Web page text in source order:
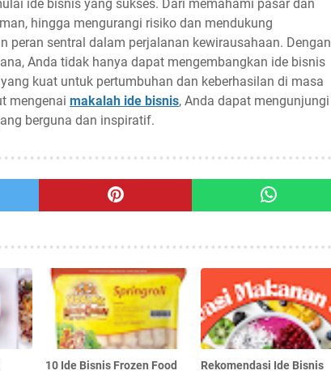
ide bisnis yang sukses. Dari memahami pasar dan
hingga mengurangi risiko dan mendukung
peran sentral dalam perjalanan kewirausahaan. Dengan
Anda tidak hanya dapat mengembangkan ide bisnis
kuat untuk pertumbuhan dan keberhasilan di masa
mengenai makalah ide bisnis, Anda dapat mengunjungi
berguna dan inspiratif.
10 Ide Bisnis Frozen Food
Rekomendasi Ide Bisnis